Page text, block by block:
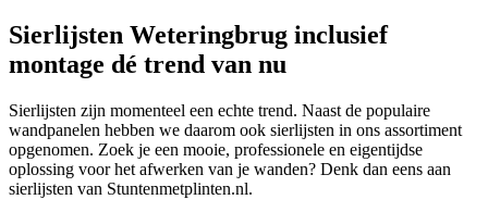
Sierlijsten Weteringbrug inclusief
montage dé trend van nu
Sierlijsten zijn momenteel een echte trend. Naast de populaire
wandpanelen hebben we daarom ook sierlijsten in ons assortiment
opgenomen. Zoek je een mooie, professionele en eigentijdse
oplossing voor het afwerken van je wanden? Denk dan eens aan
sierlijsten van Stuntenmetplinten.nl.